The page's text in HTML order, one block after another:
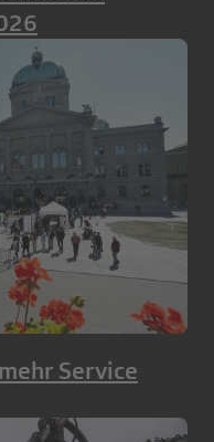
Service